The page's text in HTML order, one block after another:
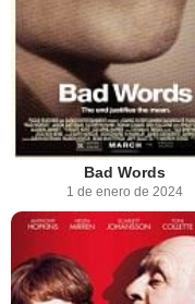
Bad Words
1 de enero de 2024